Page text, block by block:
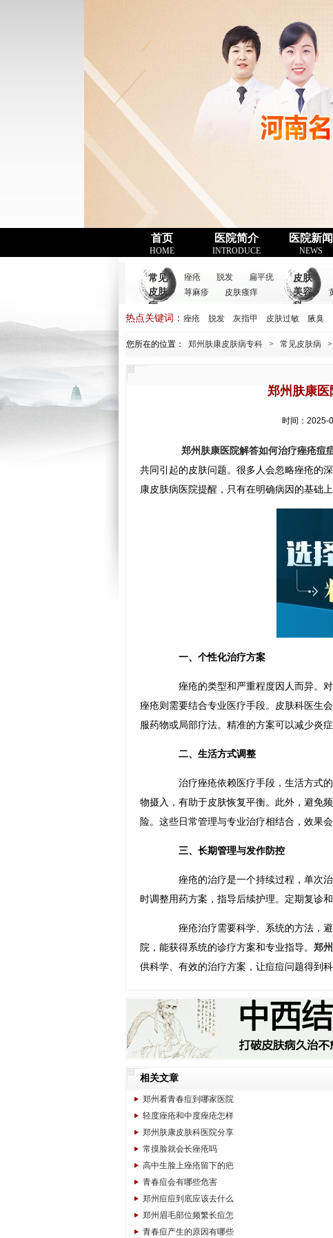
首页
HOME
医院简介
INTRODUCE
医院新闻
NEWS
常见
皮肤
病
痤疮 脱发
扁平疣
荨麻疹
皮肤瘙痒
皮肤
美容
科
热点关键词： 痤疮 脱发 灰指甲 皮肤过敏 腋臭
您所在的位置： 郑州肤康皮肤病专科 > 常见皮肤病 >
郑州肤康
时间：2025-
郑州肤康医院解答如何治疗痤疮痘
共同引起的皮肤问题。很多人会忽略痤疮的
康皮肤病医院提醒，只有在明确病因的基础
一、个性化治疗方案
痤疮的类型和严重程度因人而异。对
痤疮则需要结合专业医疗手段。皮肤科医生
服药物或局部疗法。精准的方案可以减少炎
二、生活方式调整
治疗痤疮依赖医疗手段，生活方式的
物摄入，有助于皮肤恢复平衡。此外，避免
险。这些日常管理与专业治疗相结合，效果会
三、长期管理与发作防控
痤疮的治疗是一个持续过程，单次治
时调整用药方案，指导后续护理。定期复诊
痤疮治疗需要科学、系统的方法，避
院，能获得系统的诊疗方案和专业指导。 郑
供科学、有效的治疗方案，让痘痘问题得到科
相关文章
郑州看青春痘到哪家医院
轻度痤疮和中度痤疮怎样
郑州肤康皮肤科医院分享
常摸脸就会长痤疮吗
高中生脸上痤疮留下的疤
青春痘会有哪些危害
郑州痘痘到底应该去什么
郑州眉毛部位频繁长痘怎
青春痘产生的原因有哪些